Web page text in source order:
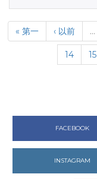
« 第一 ‹ 以前 …
14 15
FACEBOOK
INSTAGRAM